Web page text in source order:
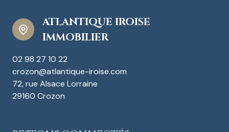
ATLANTIQUE IROISE
IMMOBILIER
02 98 27 10 22
crozon@atlantique-iroise.com
72, rue Alsace Lorraine
29160 Crozon